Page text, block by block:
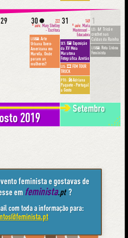
29 30 🌑
222
º aniv.Mary Shelley
- Escritora
LIS🖼:Arte
Urbana Ibero-
Americana em
Marvila. Onde
param as
mulheres?
31
149
º aniv. Maria
Montessori -
Educadora
SET: 🖼 Exposição
da XV Meia
Maratona
Fotográfica Azeitão
LIS: 🎞 FEM TOUR
TRUCK
PTO: 🎤Adriana
Paquete · Portugal
a Gosto
1
LEI: 🥢 Tricô e
crochet nas
Caldas da Rainha
LIS🖼: Rota Lisboa
Feminista
2019
Setembro
feminista e gostavas de
em feminista.pt ?
com toda a informação para: